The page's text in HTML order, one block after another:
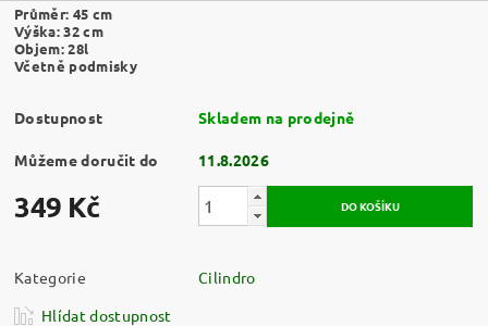
Průměr: 45 cm
Výška: 32 cm
Objem: 28l
Včetně podmisky
Dostupnost Skladem na prodejně
Můžeme doručit do 11.8.2026
349 Kč
Kategorie
Cilindro
Hlídat dostupnost